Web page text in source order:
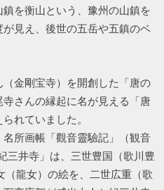
を衡山という、豫州の山鎮を
見え、後世の五岳や五鎮のベ
（金剛宝寺）を開創した「唐の
さんの縁起に名が見える「唐
れていました。
所画帳「觀音靈驗記」（観音
三井寺」は、三世豊国（歌川豊
（龍女）の絵を、二世広重（歌